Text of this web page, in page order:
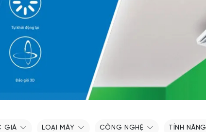
GIÁ LOẠI MÁY CÔNG NGHỆ TÍNH NĂNG